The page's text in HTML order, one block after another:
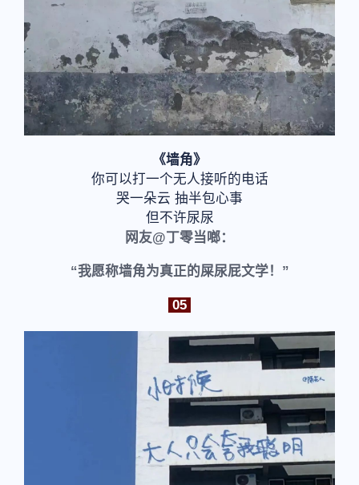
《墙角》
你可以打一个无人接听的电话
哭一朵云 抽半包心事
但不许尿尿
网友@丁零当啷：
“我愿称墙角为真正的屎尿屁文学！”
05